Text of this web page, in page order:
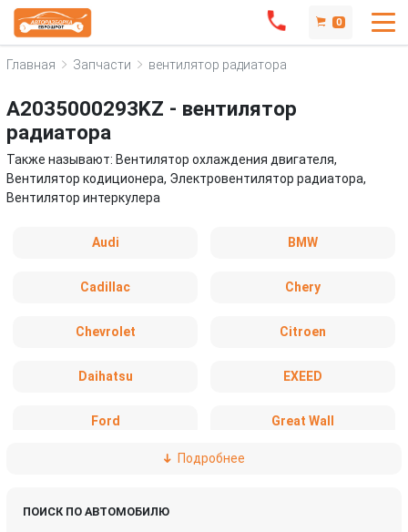
0
Главная Запчасти вентилятор радиатора
A2035000293KZ - вентилятор
радиатора
Также называют: Вентилятор охлаждения двигателя,
Вентилятор кодиционера, Электровентилятор радиатора,
Вентилятор интеркулера
Audi BMW
Cadillac Chery
Chevrolet Citroen
Daihatsu EXEED
Ford Great Wall
Infiniti
Подробнее
ПОИСК ПО АВТОМОБИЛЮ